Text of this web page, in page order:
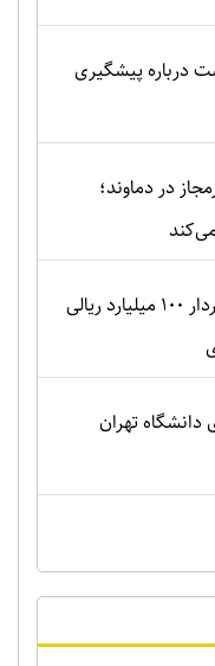
درباره پیشگیری
در دماوند؛
دستگیری زن کلاهبردار ۱۰۰ میلیارد ریالی
تهران